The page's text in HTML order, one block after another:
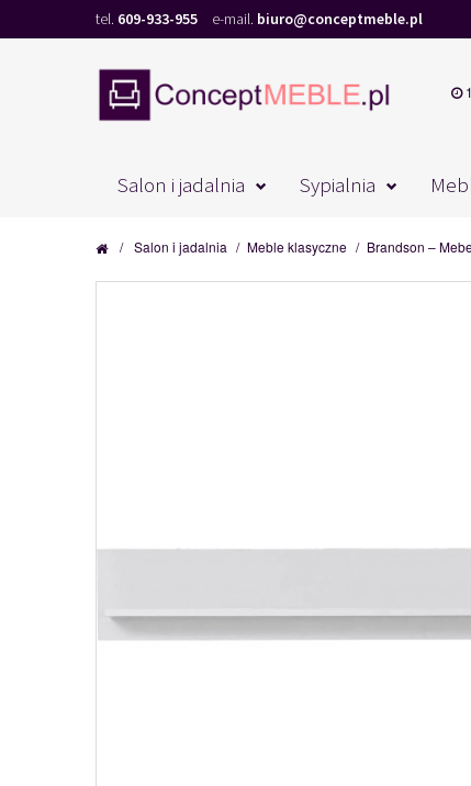
tel. 609-933-955 e-mail. biuro@conceptmeble.pl
Salon i jadalnia Sypialnia
/ Salon i jadalnia / Meble klasyczne / Brandson –